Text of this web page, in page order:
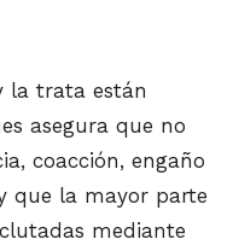
la trata están
asegura que no
coacción, engaño
que la mayor parte
mediante